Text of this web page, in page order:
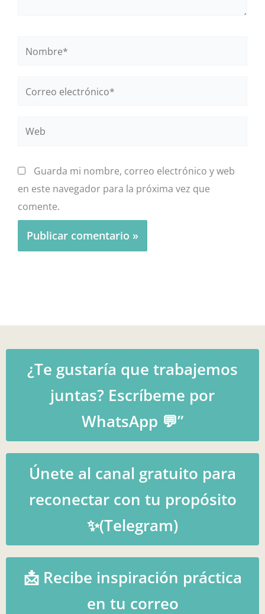
Nombre*
Web
Guarda mi nombre, correo electrónico y web
en este navegador para la próxima vez que
comente.
¿Te gustaría que trabajemos
juntas? Escríbeme por
WhatsApp 💬”
Únete al canal gratuito para
reconectar con tu propósito
✨(Telegram)
📩 Recibe inspiración práctica
en tu correo